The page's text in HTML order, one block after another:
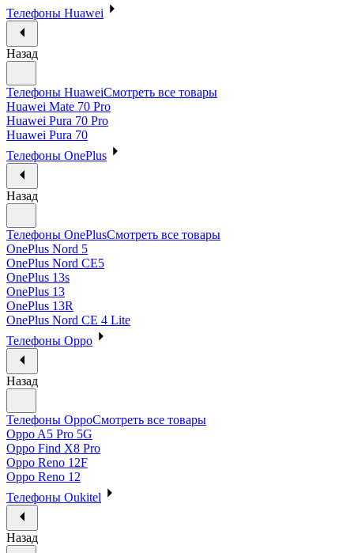
Телефоны Huawei
Назад
Телефоны HuaweiСмотреть все товары
Huawei Mate 70 Pro
Huawei Pura 70 Pro
Huawei Pura 70
Телефоны OnePlus
Назад
Телефоны OnePlusСмотреть все товары
OnePlus Nord 5
OnePlus Nord CE5
OnePlus 13s
OnePlus 13
OnePlus 13R
OnePlus Nord CE 4 Lite
Телефоны Oppo
Назад
Телефоны OppoСмотреть все товары
Oppo A5 Pro 5G
Oppo Find X8 Pro
Oppo Reno 12F
Oppo Reno 12
Телефоны Oukitel
Назад